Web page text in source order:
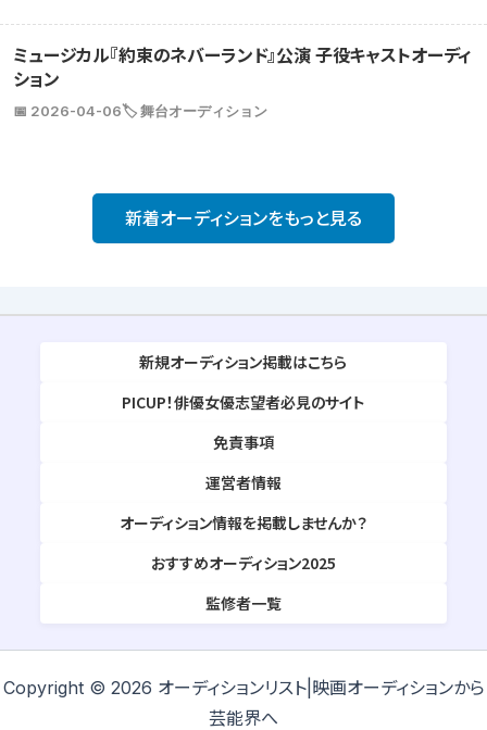
ミュージカル『約束のネバーランド』公演 子役キャストオーディ
ション
📅 2026-04-06🏷️ 舞台オーディション
新着オーディションをもっと見る
新規オーディション掲載はこちら
PICUP！俳優女優志望者必見のサイト
免責事項
運営者情報
オーディション情報を掲載しませんか？
おすすめオーディション2025
監修者一覧
Copyright © 2026 オーディションリスト|映画オーディションから
芸能界へ